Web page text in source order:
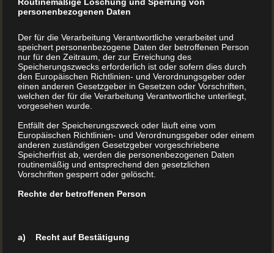
Moderner Buchdruck, der Begriff ist wichtig. Denn bereits
vor Johannes Gutenberg existierten andere Formen des
Buchdrucks. Was die Erfindung von Johannes Gutenberg
davon unterschied, war der Buchdruck mit beweglichen
Lettern. Der einzelne Buchstabe wurde zum
Gamechanger. Lettern sind Drucktypen, die das
tragen.
Das Gutenberg Druckverfahren brachte
ein Quantensprung. Die bei diesen Formen des
personenbezogenen Daten
Der für die Verarbeitung Verantwortliche verarbeitet und
speichert personenbezogene Daten der betroffenen Person
nur für den Zeitraum, der zur Erreichung des
Speicherungszwecks erforderlich ist oder sofern dies durch
den Europäischen Richtlinien- und Verordnungsgeber oder
einen anderen Gesetzgeber in Gesetzen oder Vorschriften,
welchen der für die Verarbeitung Verantwortliche unterliegt,
vorgesehen wurde.
Entfällt der Speicherungszweck oder läuft eine vom
Europäischen Richtlinien- und Verordnungsgeber oder einem
anderen zuständigen Gesetzgeber vorgeschriebene
Speicherfrist ab, werden die personenbezogenen Daten
routinemäßig und entsprechend den gesetzlichen
Vorschriften gesperrt oder gelöscht.
Rechte der betroffenen Person
a) Recht auf Bestätigung